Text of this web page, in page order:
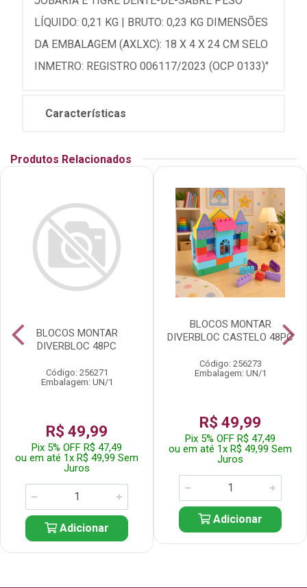
LÍQUIDO: 0,21 KG | BRUTO: 0,23 KG DIMENSÕES
DA EMBALAGEM (AXLXC): 18 X 4 X 24 CM SELO
INMETRO: REGISTRO 006117/2023 (OCP 0133)"
Características
Produtos Relacionados
BLOCOS MONTAR
DIVERBLOC 48PC
Código: 256271
Embalagem: UN/1
R$ 49,99
Pix 5% OFF R$ 47,49
ou em até 1x R$ 49,99 Sem
Juros
Adicionar
BLOCOS MONTAR
DIVERBLOC CASTELO 48PC
Código: 256273
Embalagem: UN/1
R$ 49,99
Pix 5% OFF R$ 47,49
ou em até 1x R$ 49,99 Sem
Juros
Adicionar